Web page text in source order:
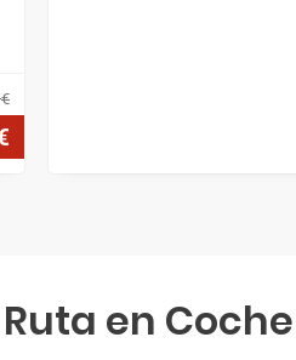
€
Ruta en Coche